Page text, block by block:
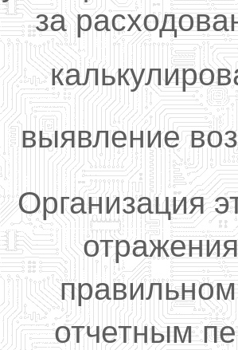
за
выявление
Организация
отчетным